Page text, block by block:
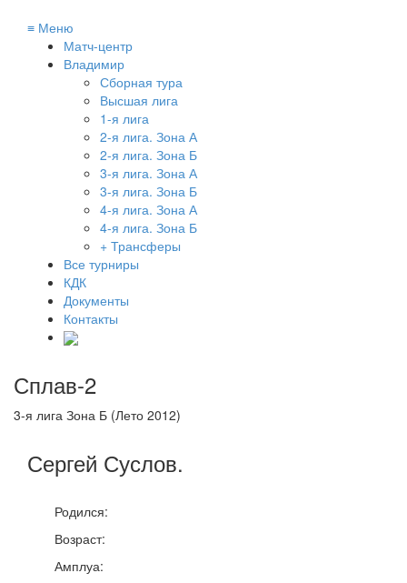
≡ Меню
Матч-центр
Владимир
Сборная тура
Высшая лига
1-я лига
2-я лига. Зона А
2-я лига. Зона Б
3-я лига. Зона А
3-я лига. Зона Б
4-я лига. Зона А
4-я лига. Зона Б
+ Трансферы
Все турниры
КДК
Документы
Контакты
Сплав-2
3-я лига Зона Б (Лето 2012)
Сергей Суслов.
Родился:
Возраст:
Амплуа: